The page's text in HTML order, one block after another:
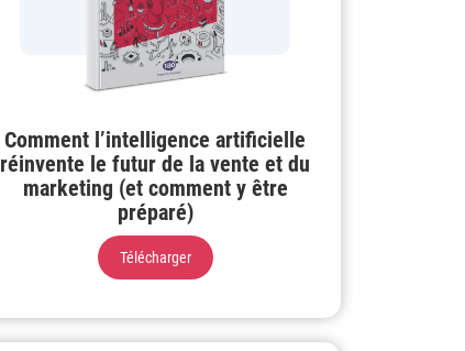
Comment l’intelligence artificielle
réinvente le futur de la vente et du
marketing (et comment y être
préparé)
Télécharger